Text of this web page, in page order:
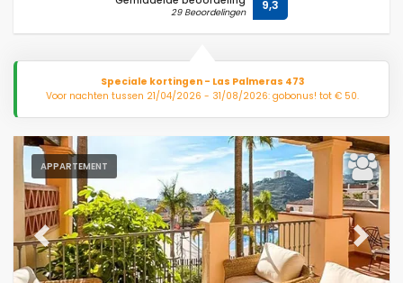
29 Beoordelingen 9,3
Speciale kortingen - Las Palmeras 473
Voor nachten tussen 21/04/2026 - 31/08/2026: gobonus! tot € 50.
APPARTEMENT
Previous Next